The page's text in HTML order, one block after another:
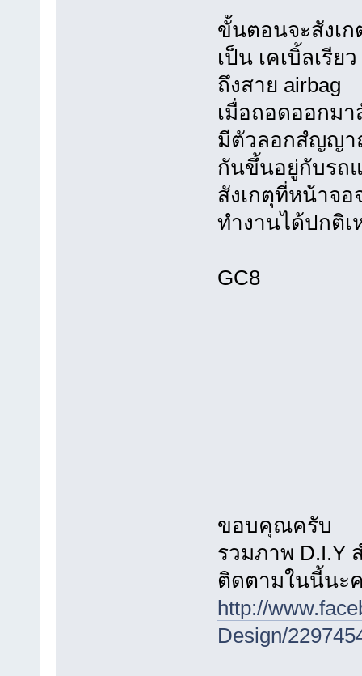
ขั้นตอนจะสังเก
เป็น เคเบิ้ลเรี
ถึงสาย airbag
เมื่อถอดออกม
มีตัวลอกสํญญา
กันขึ้นอยู่กับรถ
สังเกตุที่หน้าจ
ทำงานได้ปกติ
GC8
ขอบคุณครับ
รวมภาพ D.I.Y
ติดตามในนี้นะ
http://
Design/